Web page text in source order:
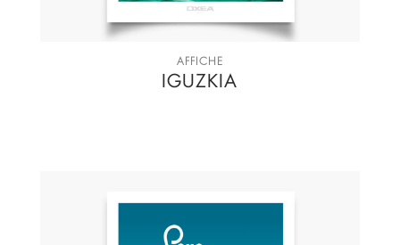
AFFICHE
IGUZKIA